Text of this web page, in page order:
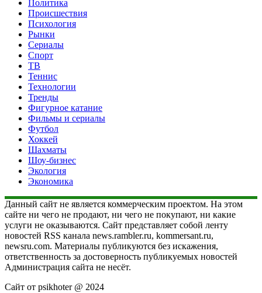
Политика
Происшествия
Психология
Рынки
Сериалы
Спорт
ТВ
Теннис
Технологии
Тренды
Фигурное катание
Фильмы и сериалы
Футбол
Хоккей
Шахматы
Шоу-бизнес
Экология
Экономика
Данный сайт не является коммерческим проектом. На этом
сайте ни чего не продают, ни чего не покупают, ни какие
услуги не оказываются. Сайт представляет собой ленту
новостей RSS канала news.rambler.ru, kommersant.ru,
newsru.com. Материалы публикуются без искажения,
ответственность за достоверность публикуемых новостей
Администрация сайта не несёт.
Сайт от psikhoter @ 2024